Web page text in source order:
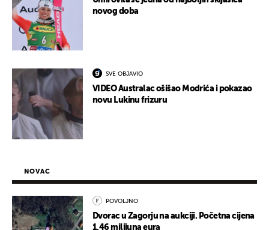
novog doba
SVE OBJAVIO
VIDEO Australac ošišao Modrića i pokazao
novu Lukinu frizuru
NOVAC
POVOLJNO
Dvorac u Zagorju na aukciji. Početna cijena
1,46 milijuna eura